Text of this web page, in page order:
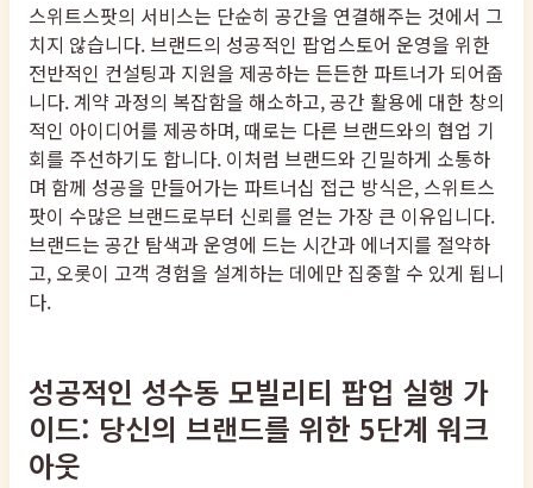
스위트스팟의 서비스는 단순히 공간을 연결해주는 것에서 그
치지 않습니다. 브랜드의 성공적인 팝업스토어 운영을 위한
전반적인 컨설팅과 지원을 제공하는 든든한 파트너가 되어줍
니다. 계약 과정의 복잡함을 해소하고, 공간 활용에 대한 창의
적인 아이디어를 제공하며, 때로는 다른 브랜드와의 협업 기
회를 주선하기도 합니다. 이처럼 브랜드와 긴밀하게 소통하
며 함께 성공을 만들어가는 파트너십 접근 방식은, 스위트스
팟이 수많은 브랜드로부터 신뢰를 얻는 가장 큰 이유입니다.
브랜드는 공간 탐색과 운영에 드는 시간과 에너지를 절약하
고, 오롯이 고객 경험을 설계하는 데에만 집중할 수 있게 됩니
다.
성공적인 성수동 모빌리티 팝업 실행 가
이드: 당신의 브랜드를 위한 5단계 워크
아웃